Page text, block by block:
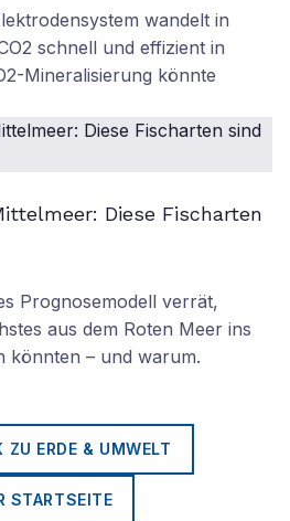
wandelt in
schnell und effizient in
Mineralisierung könnte
Diese Fischarten
Prognosemodell verrät,
aus dem Roten Meer ins
könnten – und warum.
ZU ERDE & UMWELT
STARTSEITE